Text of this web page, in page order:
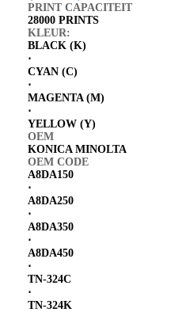
PRINT CAPACITEIT
28000 PRINTS
KLEUR:
BLACK (K)
⋅
CYAN (C)
⋅
MAGENTA (M)
⋅
YELLOW (Y)
OEM
KONICA MINOLTA
OEM CODE
A8DA150
⋅
A8DA250
⋅
A8DA350
⋅
A8DA450
⋅
TN-324C
⋅
TN-324K